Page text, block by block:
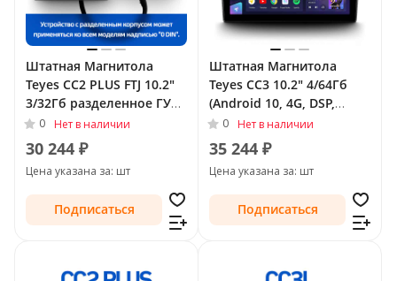
Штатная Магнитола
Teyes CC2 PLUS FTJ 10.2"
3/32Гб разделенное ГУ
(Android 10, 4G, DSP,
QLed) для Nissan Sunny
N17 Рестайлинг 2014 -
Тип-F2 (правый руль)
0 Нет в наличии
30 244 ₽
Цена указана за: шт
Подписаться
Штатная Магнитола
Teyes CC3 10.2" 4/64Гб
(Android 10, 4G, DSP,
QLed) для Nissan Sunny
N17 Рестайлинг 2014 -
Тип-F1 (левый руль)
0 Нет в наличии
35 244 ₽
Цена указана за: шт
Подписаться